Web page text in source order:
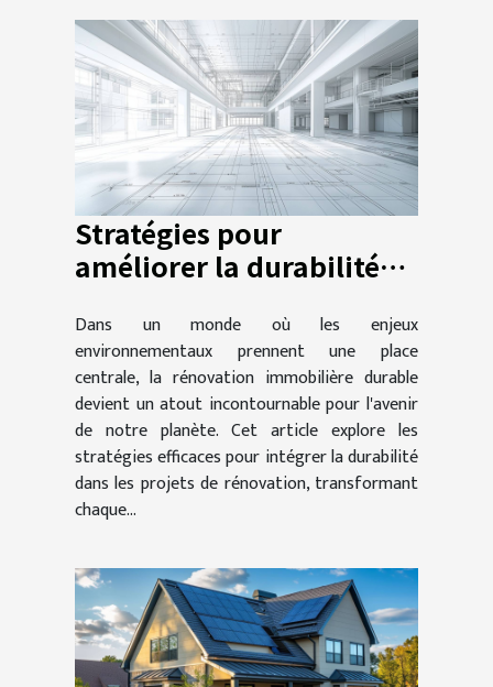
Stratégies pour
améliorer la durabilité
immobilière
Dans un monde où les enjeux
environnementaux prennent une place
centrale, la rénovation immobilière durable
devient un atout incontournable pour l'avenir
de notre planète. Cet article explore les
stratégies efficaces pour intégrer la durabilité
dans les projets de rénovation, transformant
chaque...